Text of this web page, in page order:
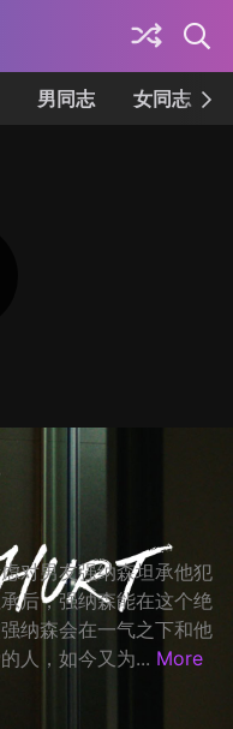
男同志 女同志
对男友强纳森坦承他犯
后，强纳森能在这个绝
纳森会在一气之下和他
人，如今又为... More